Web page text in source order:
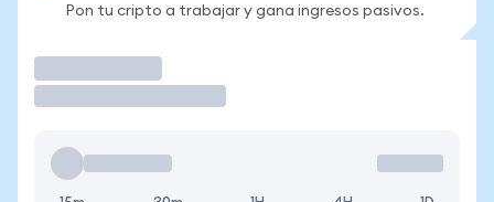
Pon tu cripto a trabajar y gana ingresos pasivos.